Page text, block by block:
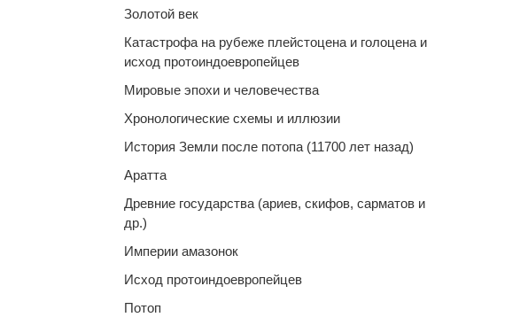
Золотой век
Катастрофа на рубеже плейстоцена и голоцена и
исход протоиндоевропейцев
Мировые эпохи и человечества
Хронологические схемы и иллюзии
История Земли после потопа (11700 лет назад)
Аратта
Древние государства (ариев, скифов, сарматов и
др.)
Империи амазонок
Исход протоиндоевропейцев
Потоп